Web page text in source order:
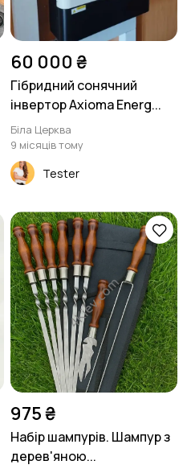
60 000 ₴
Гібридний сонячний
інвертор Axioma Energ...
Біла Церква
9 місяців тому
Tester
975 ₴
Набір шампурів. Шампур з
дерев'яною...